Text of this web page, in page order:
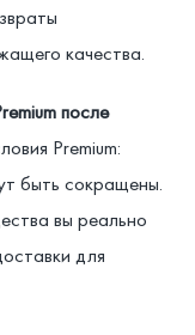
качества.
после
Premium:
быть сокращены.
вы реально
для